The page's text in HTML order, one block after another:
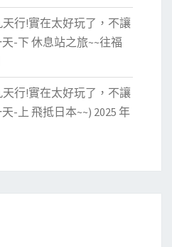
行!實在太好玩了，不讓
-下 休息站之旅~~往福
行!實在太好玩了，不讓
-上 飛抵日本~~) 2025 年